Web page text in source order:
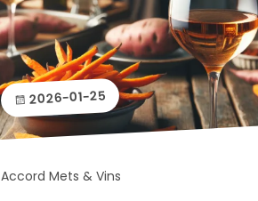
2026-01-25
Accord Mets & Vins